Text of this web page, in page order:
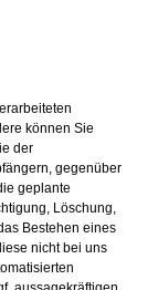
können Sie
der
gegenüber
geplante
Löschung,
Bestehen eines
nicht bei uns